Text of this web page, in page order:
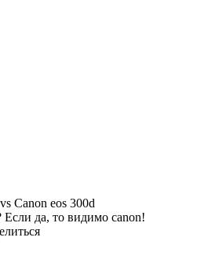
Canon eos 300d
да, то видимо canon!